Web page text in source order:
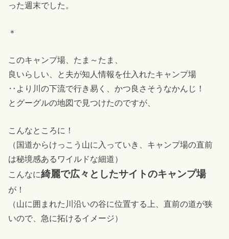
った週末でした。
＊
このキャンプ場、たま～たま、
良いらしい、と夫が知人情報を仕入れたキャンプ場
‥より川の下流で行き易く、かつ良さそうなかんじ！
とグーグルの地図で見つけたのですが、
こんなところに！
（国道からけっこう山に入っていき、キャンプ場の直前
は秘境感あるワイルドな細道）
こんなに綺麗で広々としたサイトのキャンプ場
が！
（山に囲まれた川沿いの谷に位置する上、直前の道が狭
いので、急に拓けるイメージ）